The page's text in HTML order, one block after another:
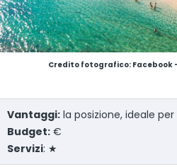
Credito fotografico: Facebook
Vantaggi: la posizione, ideale
Budget: €
Servizi: ★